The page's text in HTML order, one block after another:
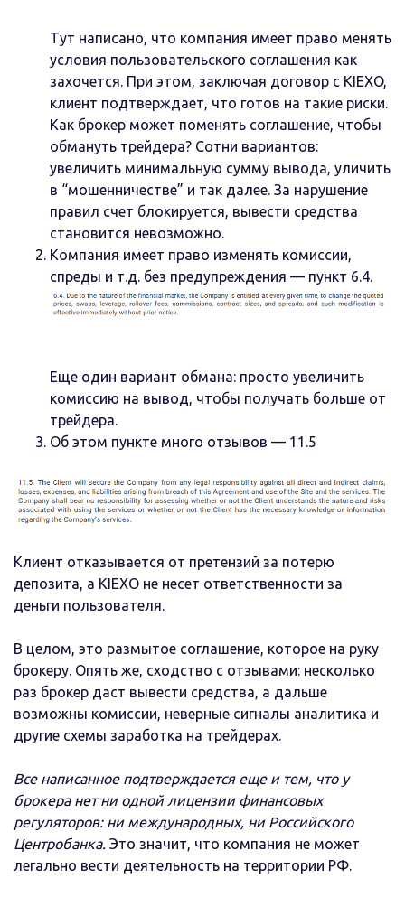
Тут написано, что компания имеет право менять
условия пользовательского соглашения как
захочется. При этом, заключая договор с KIEXO,
клиент подтверждает, что готов на такие риски.
Как брокер может поменять соглашение, чтобы
обмануть трейдера? Сотни вариантов:
увеличить минимальную сумму вывода, уличить
в “мошенничестве” и так далее. За нарушение
правил счет блокируется, вывести средства
становится невозможно.
Компания имеет право изменять комиссии,
спреды и т.д. без предупреждения — пункт 6.4.
Еще один вариант обмана: просто увеличить
комиссию на вывод, чтобы получать больше от
трейдера.
Об этом пункте много отзывов — 11.5
Клиент отказывается от претензий за потерю
депозита, а KIEXO не несет ответственности за
деньги пользователя.
В целом, это размытое соглашение, которое на руку
брокеру. Опять же, сходство с отзывами: несколько
раз брокер даст вывести средства, а дальше
возможны комиссии, неверные сигналы аналитика и
другие схемы заработка на трейдерах.
Все написанное подтверждается еще и тем, что у
брокера нет ни одной лицензии финансовых
регуляторов: ни международных, ни Российского
Центробанка. Это значит, что компания не может
легально вести деятельность на территории РФ.